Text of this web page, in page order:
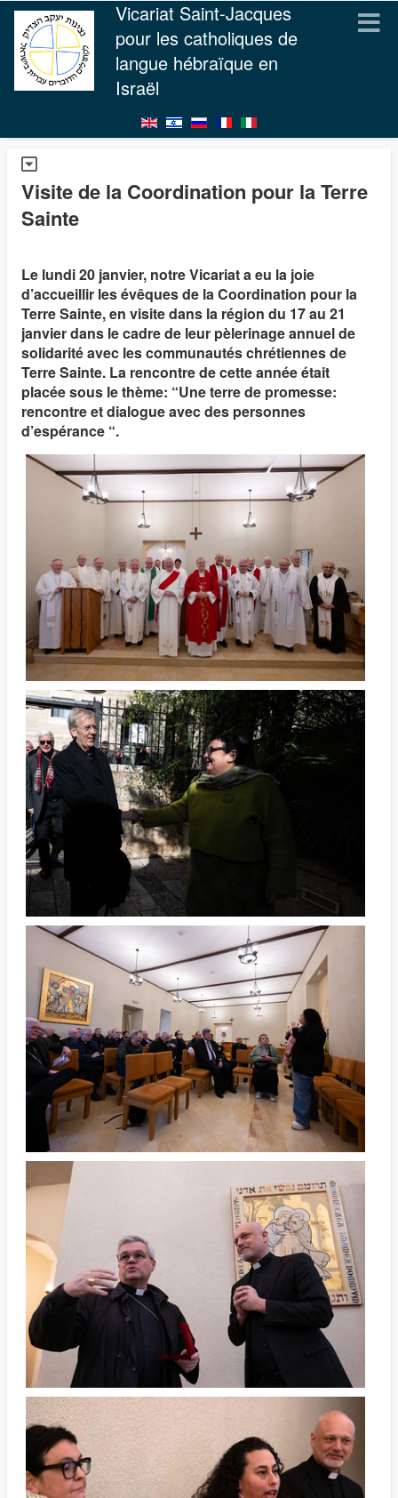
Vicariat Saint-Jacques
pour les catholiques de
langue hébraïque en
Israël
Visite de la Coordination pour la Terre
Sainte
Le lundi 20 janvier, notre Vicariat a eu la joie
d’accueillir les évêques de la Coordination pour la
Terre Sainte, en visite dans la région du 17 au 21
janvier dans le cadre de leur pèlerinage annuel de
solidarité avec les communautés chrétiennes de
Terre Sainte. La rencontre de cette année était
placée sous le thème: “Une terre de promesse:
rencontre et dialogue avec des personnes
d’espérance “.